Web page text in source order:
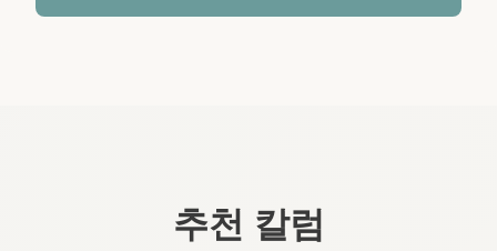
추천 칼럼